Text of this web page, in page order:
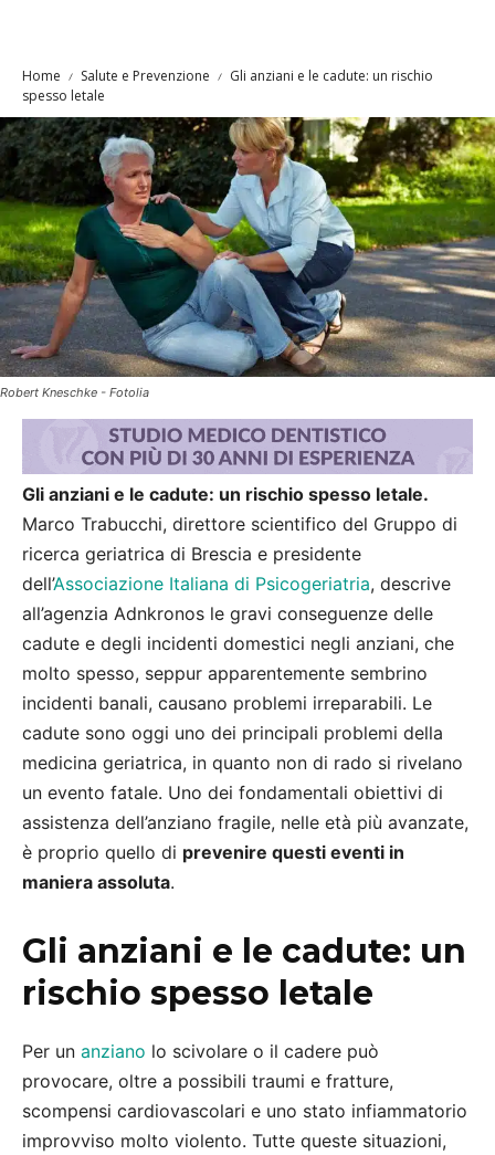
Home Salute e Prevenzione
Gli anziani e le cadute: un rischio
spesso letale
Robert Kneschke - Fotolia
Gli anziani e le cadute: un rischio spesso letale.
Marco Trabucchi, direttore scientifico del Gruppo di
ricerca geriatrica di Brescia e presidente
dell’Associazione Italiana di Psicogeriatria, descrive
all’agenzia Adnkronos le gravi conseguenze delle
cadute e degli incidenti domestici negli anziani, che
molto spesso, seppur apparentemente sembrino
incidenti banali, causano problemi irreparabili. Le
cadute sono oggi uno dei principali problemi della
medicina geriatrica, in quanto non di rado si rivelano
un evento fatale. Uno dei fondamentali obiettivi di
assistenza dell’anziano fragile, nelle età più avanzate,
è proprio quello di prevenire questi eventi in
maniera assoluta.
Gli anziani e le cadute: un
rischio spesso letale
Per un anziano lo scivolare o il cadere può
provocare, oltre a possibili traumi e fratture,
scompensi cardiovascolari e uno stato infiammatorio
improvviso molto violento. Tutte queste situazioni,